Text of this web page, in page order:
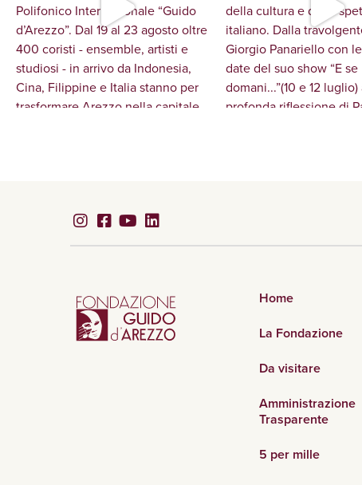
Home
La Fondazione
Da visitare
Amministrazione
Trasparente
5 per mille